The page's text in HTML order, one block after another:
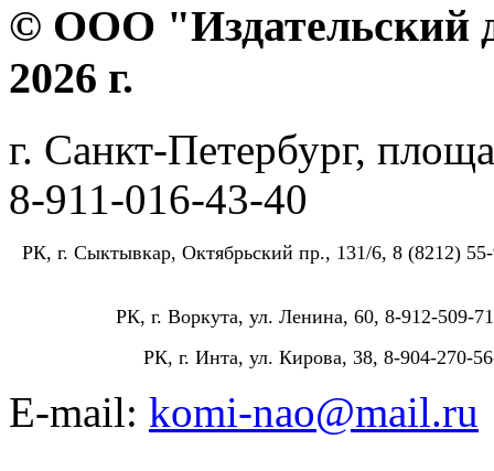
© ООО "Издательский
2026 г.
г. Санкт-Петербург,
8-911-016-43-40
РК, г. Сыктывкар, Октябрьский пр., 131/6, 8 (8212)
РК, г. Воркута, ул. Ленина, 60, 8-912-509-
РК, г. Инта, ул. Кирова, 38, 8-904-270-
E-mail: komi-nao@mail.ru